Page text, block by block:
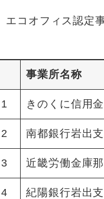
エコオフィス認定
事業所名称
1 きのくに信用
2 南都銀行岩出
3 近畿労働金庫
4 紀陽銀行岩出